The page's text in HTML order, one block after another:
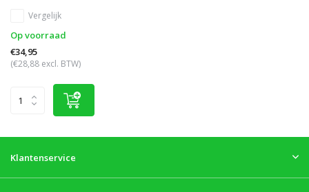
Vergelijk
Op voorraad
€34,95
(€28,88 excl. BTW)
Klantenservice